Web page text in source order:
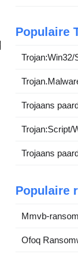
Populaire
Trojan:Win32/
Trojaans
Trojan:Script/
Trojaans
Populaire
Mmvb-
Ofoq